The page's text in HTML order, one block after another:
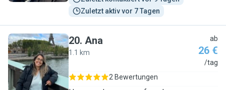
Zuletzt aktiv vor 7 Tagen
A
20. Ana
1.1 km
ab
26 €
/tag
2 Bewertungen